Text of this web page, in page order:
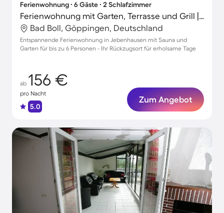
Ferienwohnung ∙ 6 Gäste ∙ 2 Schlafzimmer
Ferienwohnung mit Garten, Terrasse und Grill | Perfekt für die Arbeit von Zuhause
Bad Boll, Göppingen, Deutschland
Entspannende Ferienwohnung in Jebenhausen mit Sauna und
Garten für bis zu 6 Personen - Ihr Rückzugsort für erholsame Tage
ab 156 €
pro Nacht
5.0
Zum Angebot